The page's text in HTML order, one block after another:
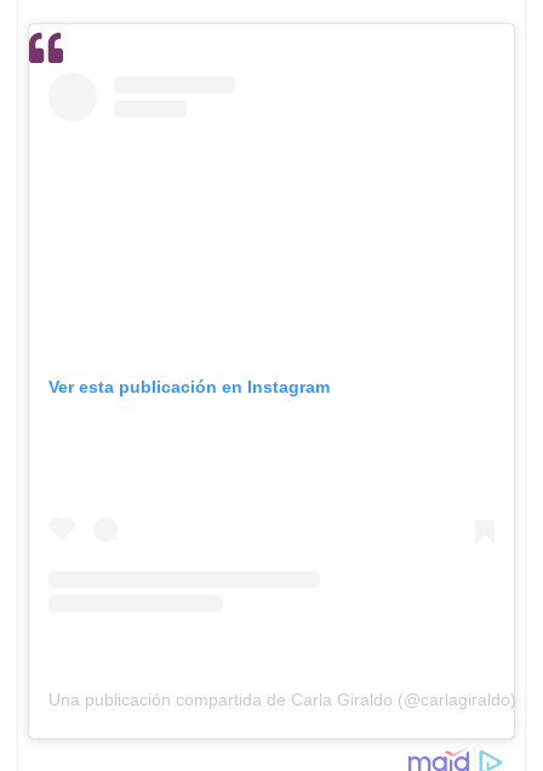
Ver esta publicación en Instagram
Una publicación compartida de Carla Giraldo (@carlagiraldo)